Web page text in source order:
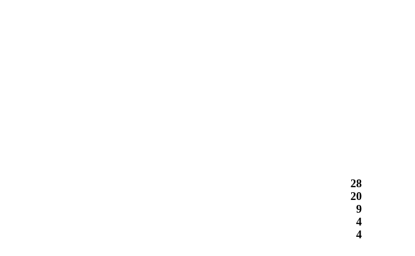
28
20
9
4
4